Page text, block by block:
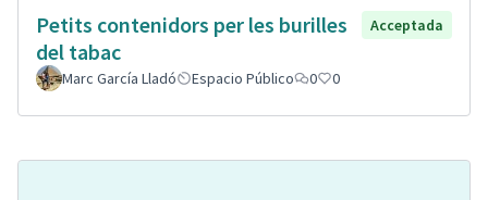
Petits contenidors per les burilles
del tabac
Acceptada
Marc García Lladó Espacio Público 0 0